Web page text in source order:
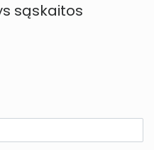
sąskaitos